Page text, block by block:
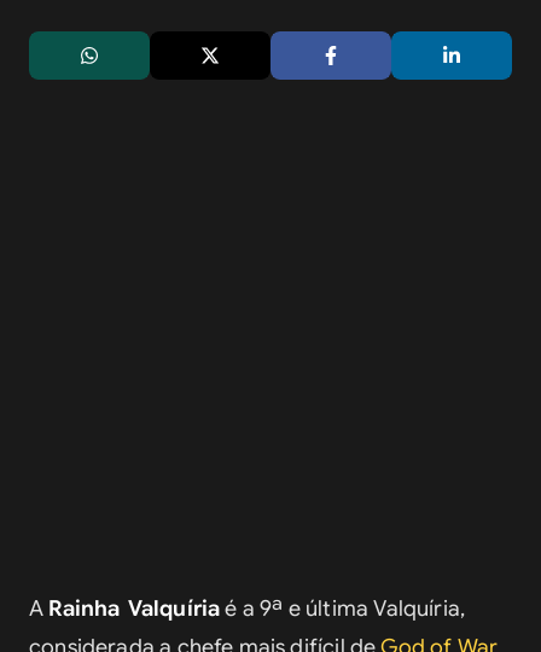
A Rainha Valquíria é a 9ª e última Valquíria,